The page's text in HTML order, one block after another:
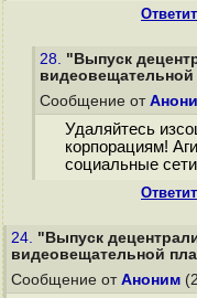
28. "Выпуск
Сообщение от
Удаляйтесь
корпорациям!
социальные
24. "Выпуск
видеовещательной
Сообщение от Аноним